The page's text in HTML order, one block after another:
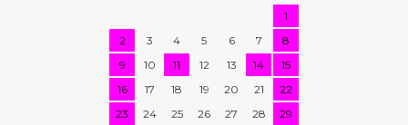
1
2
3 4 5 6 7
8
9
10 11 12 13 14
15
16
17 18 19 20 21
22
23
24 25 26 27 28
29